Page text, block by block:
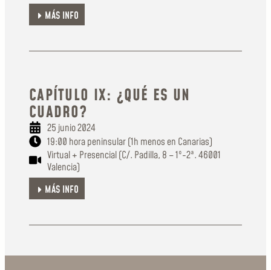
MÁS INFO
CAPÍTULO IX: ¿QUÉ ES UN
CUADRO?
25 junio 2024
19:00 hora peninsular (1h menos en Canarias)
Virtual + Presencial (C/. Padilla, 8 – 1º-2ª. 46001
Valencia)
MÁS INFO